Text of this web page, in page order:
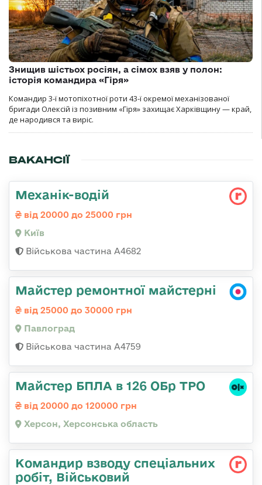
Знищив шістьох росіян, а сімох взяв у полон:
історія командира «Гіря»
Командир 3-ї мотопіхотної роти 43-ї окремої механізованої
бригади Олексій із позивним «Гіря» захищає Харківщину — край,
де народився та виріс.
ВАКАНСІЇ
Механік-водій
від 20000 до 25000 грн
Київ
Військова частина А4682
Майстер ремонтної майстерні
від 25000 до 30000 грн
Павлоград
Військова частина А4759
Майстер БПЛА в 126 ОБр ТРО
від 20000 до 120000 грн
Херсон, Херсонська область
Командир взводу спеціальних
робіт, Військовий